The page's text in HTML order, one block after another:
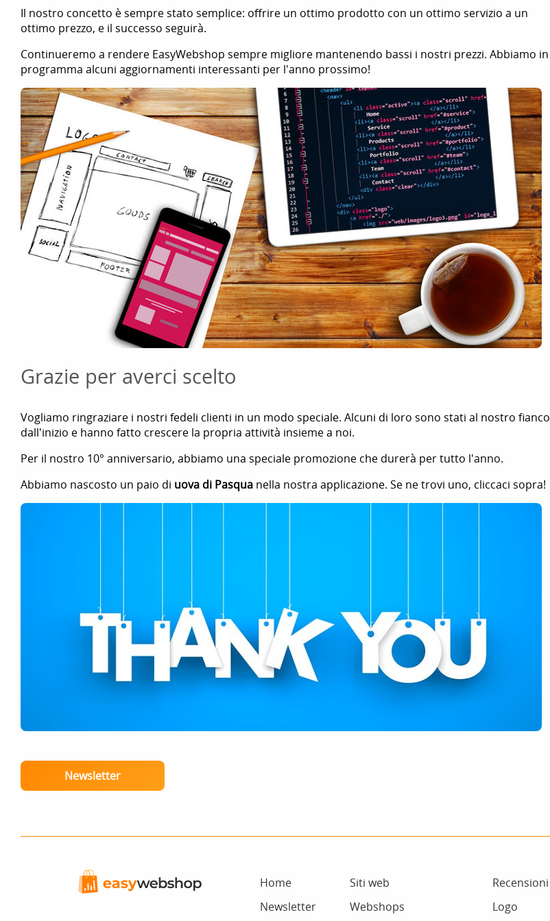
Il nostro concetto è sempre stato semplice: offrire un ottimo prodotto con un ottimo servizio a un
ottimo prezzo, e il successo seguirà.
Continueremo a rendere EasyWebshop sempre migliore mantenendo bassi i nostri prezzi. Abbiamo in
programma alcuni aggiornamenti interessanti per l'anno prossimo!
Grazie per averci scelto
Vogliamo ringraziare i nostri fedeli clienti in un modo speciale. Alcuni di loro sono stati al nostro fianco
dall'inizio e hanno fatto crescere la propria attività insieme a noi.
Per il nostro 10° anniversario, abbiamo una speciale promozione che durerà per tutto l'anno.
Abbiamo nascosto un paio di uova di Pasqua nella nostra applicazione. Se ne trovi uno, cliccaci sopra!
Newsletter
Home
Newsletter
Siti web
Webshops
Recensioni
Logo